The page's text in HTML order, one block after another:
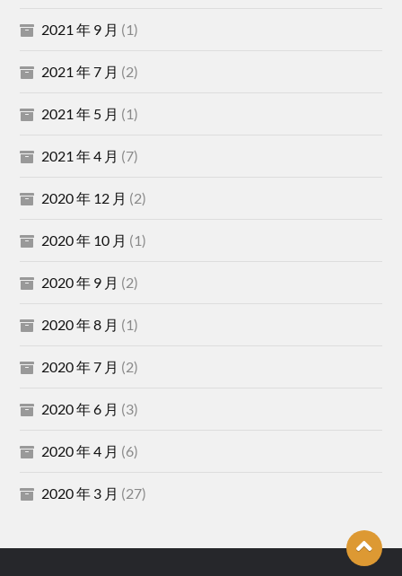
2021 年 9 月 (1)
2021 年 7 月 (2)
2021 年 5 月 (1)
2021 年 4 月 (7)
2020 年 12 月 (2)
2020 年 10 月 (1)
2020 年 9 月 (2)
2020 年 8 月 (1)
2020 年 7 月 (2)
2020 年 6 月 (3)
2020 年 4 月 (6)
2020 年 3 月 (27)